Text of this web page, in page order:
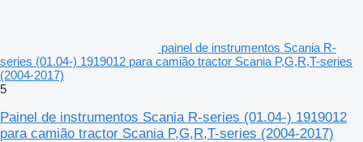
painel de instrumentos Scania R-
series (01.04-) 1919012 para camião tractor Scania P,G,R,T-series
(2004-2017)
5
Painel de instrumentos Scania R-series (01.04-) 1919012
para camião tractor Scania P,G,R,T-series (2004-2017)